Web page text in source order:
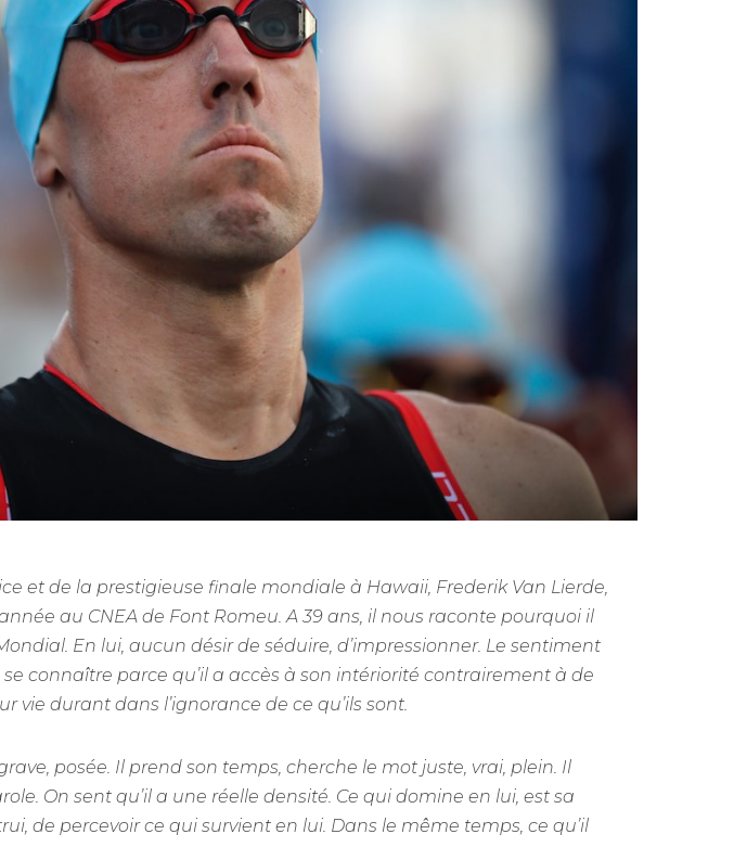
et de la prestigieuse finale mondiale à Hawaii, Frederik Van Lierde,
au CNEA de Font Romeu. A 39 ans, il nous raconte pourquoi il
En lui, aucun désir de séduire, d’impressionner. Le sentiment
se connaître parce qu’il a accès à son intériorité contrairement à de
durant dans l’ignorance de ce qu’ils sont.
posée. Il prend son temps, cherche le mot juste, vrai, plein. Il
On sent qu’il a une réelle densité. Ce qui domine en lui, est sa
de percevoir ce qui survient en lui. Dans le même temps, ce qu’il